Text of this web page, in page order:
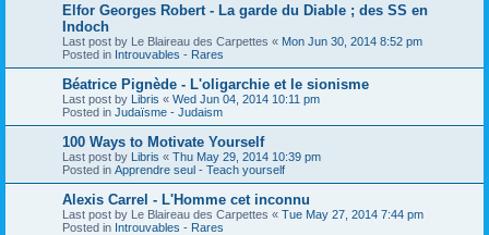
Elfor Georges Robert - La garde du Diable ; des SS en
Indoch
Last post by Le Blaireau des Carpettes « Mon Jun 30, 2014 8:52 pm
Posted in Introuvables - Rares
Béatrice Pignède - L'oligarchie et le sionisme
Last post by Libris « Wed Jun 04, 2014 10:11 pm
Posted in Judaïsme - Judaism
100 Ways to Motivate Yourself
Last post by Libris « Thu May 29, 2014 10:39 pm
Posted in Apprendre seul - Teach yourself
Alexis Carrel - L'Homme cet inconnu
Last post by Le Blaireau des Carpettes « Tue May 27, 2014 7:44 pm
Posted in Introuvables - Rares